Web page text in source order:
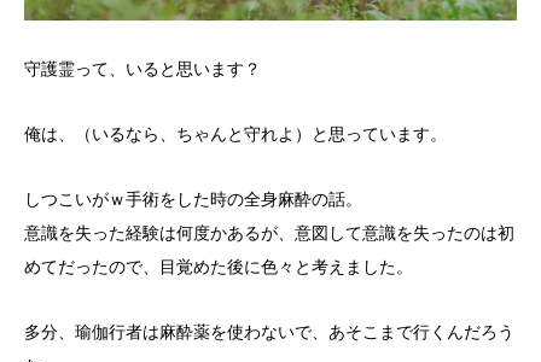
守護霊って、いると思います？
俺は、（いるなら、ちゃんと守れよ）と思っています。
しつこいがｗ手術をした時の全身麻酔の話。
意識を失った経験は何度かあるが、意図して意識を失ったのは初
めてだったので、目覚めた後に色々と考えました。
多分、瑜伽行者は麻酔薬を使わないで、あそこまで行くんだろう